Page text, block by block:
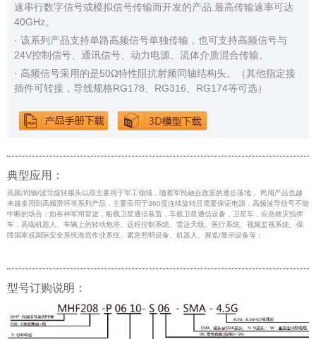
速串行数字信号或模拟信号传输而开发的产品.最高传输速率可达
40GHz。
· 该系列产品支持单路高频信号单独传输，也可支持高频信号与
24V控制信号、通讯信号、动力电源、流体介质混合传输。
· 高频信号采用的是50Ω特性阻抗射频同轴结构头。（其他指定接
插件可转接，导线规格RG178、RG316、RG174等可选）
典型应用：
高频/同轴/波导旋转接头以前主要用于军工领域，随着军民融合政策的逐步落地， 民用产品也越
来越多用到高频滑环等系列产品，主要应用于360度连续旋转且需要保证电源，高频波导信号不能
中断的场合：如各种军用雷达，船载卫星通信装置，车载卫星通信设备，卫星车，应急救灾指挥
车，高端机器人、车辆上的转动炮塔、远程控制系统、雷达天线、医疗系统、视频监视系统、保
障国家或国际安全系统海底作业系统、紧急照明设备、机器人、展览/显示设备等；
型号订购说明：